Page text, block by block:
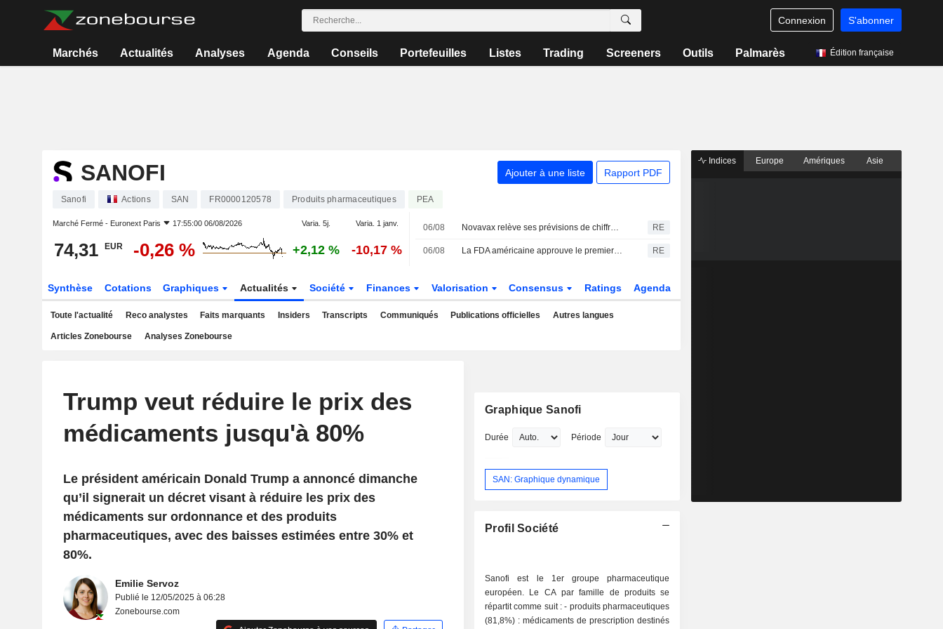
Connexion S'abonner
Marchés Actualités Analyses Agenda Conseils Portefeuilles Listes Trading Screeners Outils Palmarès Édition française
SANOFI Ajouter à une liste Rapport PDF
Sanofi Actions SAN FR0000120578 Produits pharmaceutiques PEA
Marché Fermé - Euronext Paris 17:55:00 06/08/2026 Varia. 5j. Varia. 1 janv.
74,31 EUR -0,26 % +2,12 % -10,17 %
06/08 Novavax relève ses prévisions de chiffre d'affaires annuel, les accords de licence compensant la faible demande de vaccins RE
06/08 La FDA américaine approuve le premier vaccin contre la grippe à ARNm de Moderna RE
Synthèse Cotations Graphiques Actualités Société Finances Valorisation Consensus Ratings Agenda
Toute l'actualité Reco analystes Faits marquants Insiders Transcripts Communiqués Publications officielles Autres langues
Articles Zonebourse Analyses Zonebourse
Trump veut réduire le prix des
médicaments jusqu'à 80%
Le président américain Donald Trump a annoncé dimanche
qu’il signerait un décret visant à réduire les prix des
médicaments sur ordonnance et des produits
pharmaceutiques, avec des baisses estimées entre 30% et
80%.
Emilie Servoz
Publié le 12/05/2025 à 06:28
Zonebourse.com
Graphique Sanofi
Durée Période
SAN: Graphique dynamique
Profil Société
Sanofi est le 1er groupe pharmaceutique
européen. Le CA par famille de produits se
répartit comme suit : - produits pharmaceutiques
(81,8%) : médicaments de prescription destinés
Indices Europe Amériques Asie